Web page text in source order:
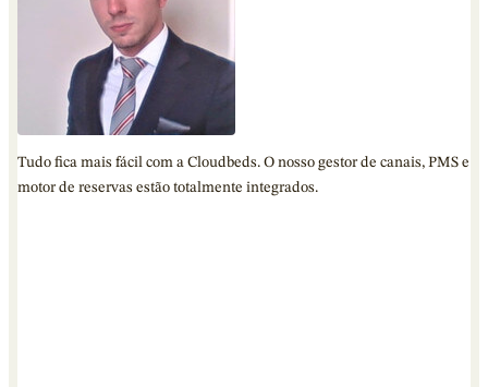
Tudo fica mais fácil com a Cloudbeds. O nosso gestor de canais, PMS e
motor de reservas estão totalmente integrados.